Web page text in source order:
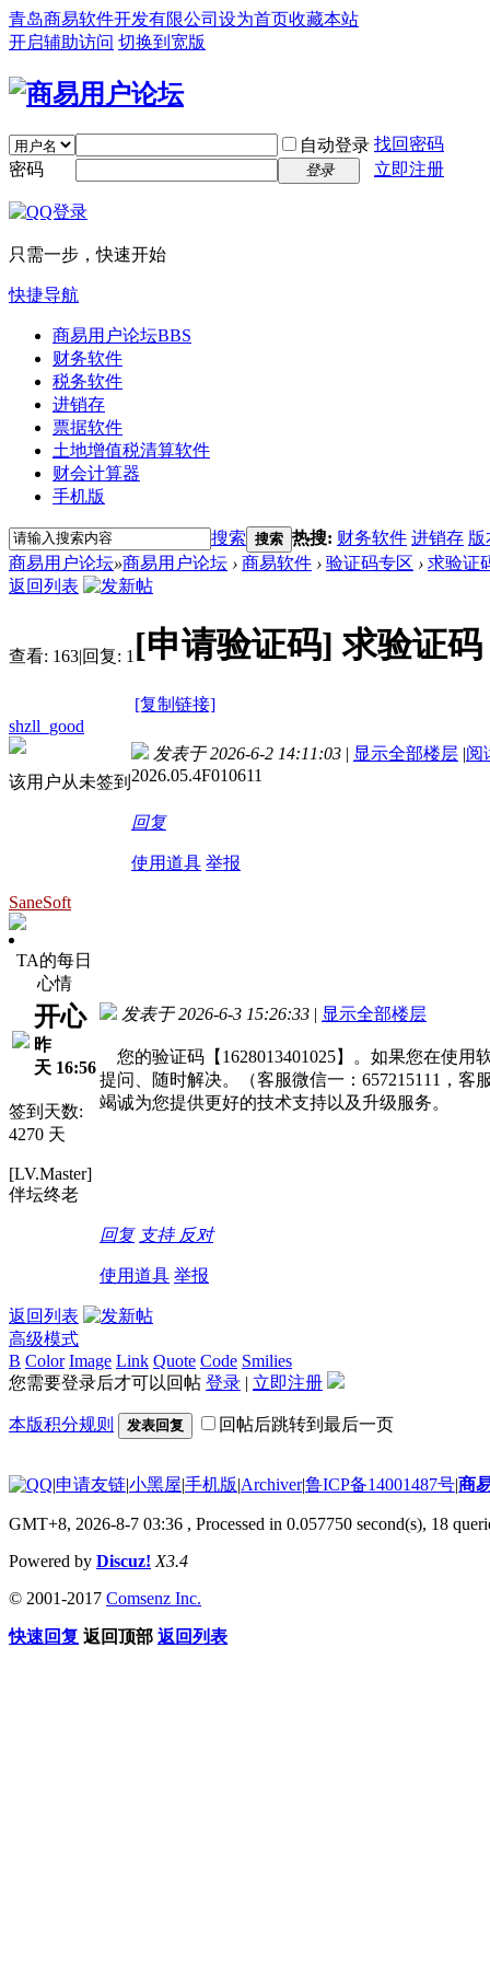
青岛商易软件开发有限公司 设为首页收藏本站
开启辅助访问 切换到宽版
自动登录 找回密码
密码
登录 立即注册
只需一步，快速开始
快捷导航
商易用户论坛BBS
财务软件
税务软件
进销存
票据软件
土地增值税清算软件
财会计算器
手机版
搜索 搜索 热搜: 财务软件 进销存 版
商易用户论坛»商易用户论坛 › 商易软件 › 验证码专区 › 求验证
返回列表
查看: 163|回复: 1 [申请验证码]求验证码
[复制链接]
shzll_good
该用户从未签到
发表于 2026-6-2 14:11:03 | 显示全部楼层 |阅
2026.05.4F010611
回复
使用道具 举报
SaneSoft
TA的每日
心情
开心
昨
天 16:56
签到天数:
4270 天
[LV.Master]
伴坛终老
发表于 2026-6-3 15:26:33 | 显示全部楼层
您的验证码【1628013401025】。如果您在使
提问、随时解决。（客服微信一：657215111，客
竭诚为您提供更好的技术支持以及升级服务。
回复 支持 反对
使用道具 举报
返回列表
高级模式
B Color Image Link Quote Code Smilies
您需要登录后才可以回帖 登录 | 立即注册
本版积分规则 发表回复 回帖后跳转到最后一页
|申请友链|小黑屋|手机版|Archiver|鲁ICP备14001487号|商
GMT+8, 2026-8-7 03:36 , Processed in 0.057750 second(s), 18
Powered by Discuz! X3.4
© 2001-2017 Comsenz Inc.
快速回复 返回顶部 返回列表